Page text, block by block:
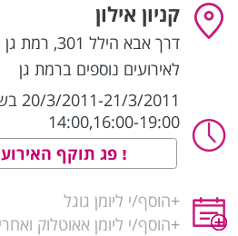
קניון אילון
דרך אבא הילל 301 , רמת גן
לאירועים נוספים ברמת גן
14:00,16:00-19:00
פג תוקף
+הוסף/י ליומן גוגל
+הוסף/י ליומן אאוטלוק